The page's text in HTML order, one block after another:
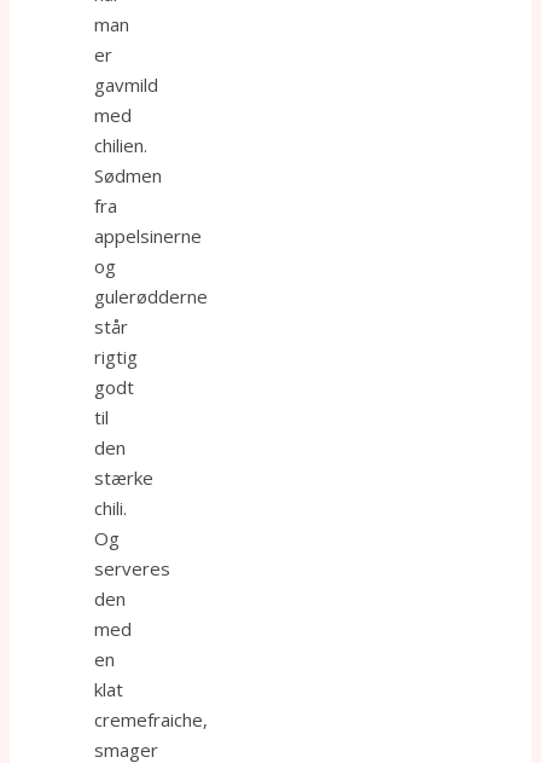
man
er
gavmild
med
chilien.
Sødmen
fra
appelsinerne
og
gulerødderne
står
rigtig
godt
til
den
stærke
chili.
Og
serveres
den
med
en
klat
cremefraiche,
smager